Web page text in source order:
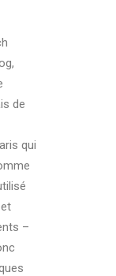
de
qui
–